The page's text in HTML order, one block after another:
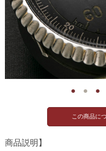
● ● ●
商品説明】